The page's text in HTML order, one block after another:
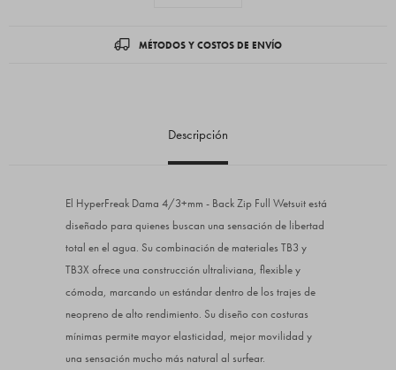
MÉTODOS Y COSTOS DE ENVÍO
Descripción
El HyperFreak Dama 4/3+mm - Back Zip Full Wetsuit está
diseñado para quienes buscan una sensación de libertad
total en el agua. Su combinación de materiales TB3 y
TB3X ofrece una construcción ultraliviana, flexible y
cómoda, marcando un estándar dentro de los trajes de
neopreno de alto rendimiento. Su diseño con costuras
mínimas permite mayor elasticidad, mejor movilidad y
una sensación mucho más natural al surfear.